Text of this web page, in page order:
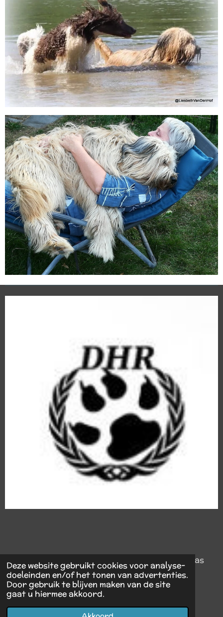
Deze website gebruikt cookies voor analyse-
doeleinden en/of het tonen van advertenties.
Door gebruik te blijven maken van de site
gaat u hiermee akkoord.
Wij zijn als fokkers geregistreerd in het DHR (Das
Hunde Register):
www.das-hunde-register.de
© Schafpudel van het Friese Wold